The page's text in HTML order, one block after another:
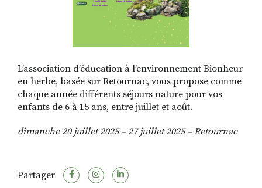
L’association d’éducation à l’environnement Bionheur
en herbe, basée sur Retournac, vous propose comme
chaque année différents séjours nature pour vos
enfants de 6 à 15 ans, entre juillet et août.
dimanche 20 juillet 2025 – 27 juillet 2025 – Retournac
Partager